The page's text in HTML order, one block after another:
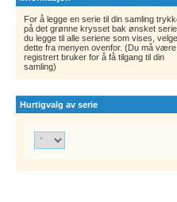
For å legge en serie til din samling
på det grønne krysset bak ønsket
du legge til alle seriene som vises,
dette fra menyen ovenfor. (Du må være
registrert bruker for å få tilgang til din
samling)
Hurtigvalg av serie